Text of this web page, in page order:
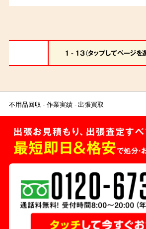
確認いただき、形見分けの品は
送手配を行いました。お客様から
1 - 13（タップしてページを
不用品回収 作業実績 出張買取
出張お見積もり、出張査定す
最短即日＆格安で処分・